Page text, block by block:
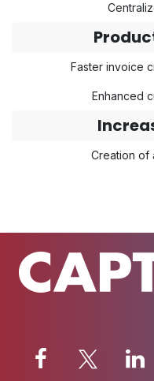
Faster invoice
Enhanced
Creation of